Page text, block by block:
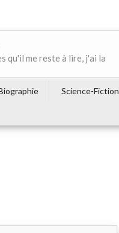
qu'il me reste à lire, j'ai la
Science-Fiction